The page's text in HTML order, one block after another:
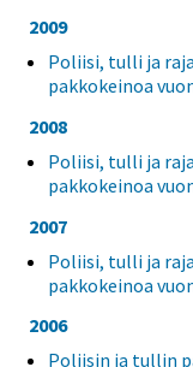
2009
Poliisi, tulli ja
pakkokeinoa
2008
Poliisi, tulli ja
pakkokeinoa
2007
Poliisi, tulli ja
pakkokeinoa
2006
Poliisin ja tullin